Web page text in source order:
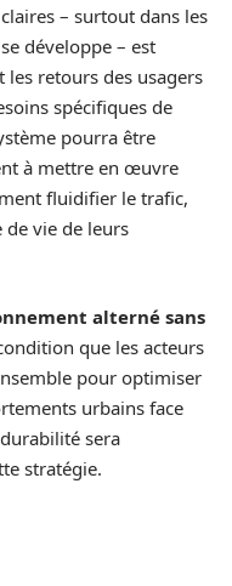
– surtout dans les
développe – est
les retours des usagers
spécifiques de
pourra être
à mettre en œuvre
fluidifier le trafic,
vie de leurs
alterné sans
que les acteurs
pour optimiser
urbains face
sera
stratégie.